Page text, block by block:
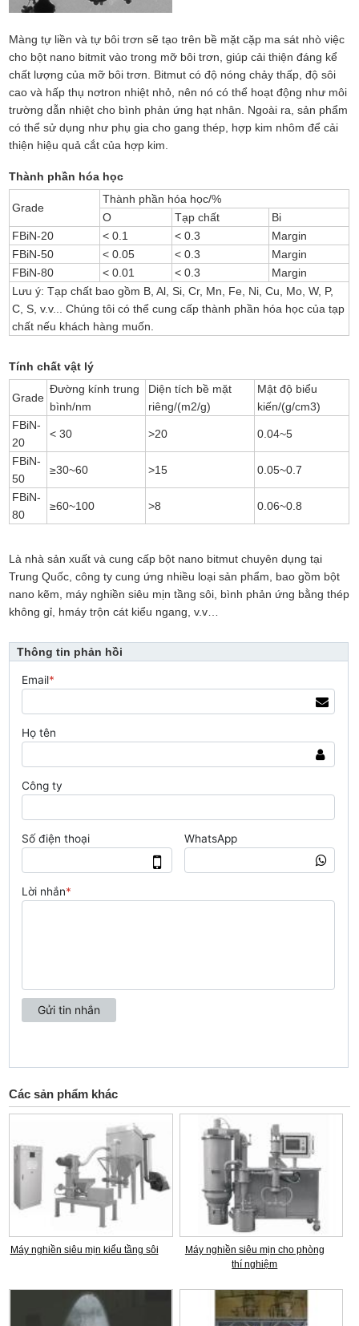
Màng tự liền và tự bôi trơn sẽ tạo trên bề mặt cặp ma sát nhò việc
cho bột nano bitmit vào trong mỡ bôi trơn, giúp cải thiện đáng kể
chất lượng của mỡ bôi trơn. Bitmut có độ nóng chảy thấp, độ sôi
cao và hấp thụ nơtron nhiệt nhỏ, nên nó có thể hoạt động như môi
trường dẫn nhiệt cho bình phản ứng hạt nhân. Ngoài ra, sản phẩm
có thể sử dụng như phụ gia cho gang thép, hợp kim nhôm để cải
thiện hiệu quả cắt của hợp kim.
Thành phần hóa học
Grade
Thành phần hóa học/%
O
Tạp chất
Bi
FBiN-20
< 0.1 < 0.3
Margin
FBiN-50
< 0.05 < 0.3
Margin
FBiN-80
< 0.01 < 0.3
Margin
Lưu ý: Tạp chất bao gồm B, Al, Si, Cr, Mn, Fe, Ni, Cu, Mo, W, P,
C, S, v.v... Chúng tôi có thể cung cấp thành phần hóa học của tạp
chất nếu khách hàng muốn.
Tính chất vật lý
Grade
Đường kính trung
bình/nm
Diện tích bề mặt
riêng/(m2/g)
Mật độ biểu
kiến/(g/cm3)
FBiN-
20
< 30 >20 0.04~5
FBiN-
50
≥30~60 >15 0.05~0.7
FBiN-
80
≥60~100 >8 0.06~0.8
Là nhà sản xuất và cung cấp bột nano bitmut chuyên dụng tại
Trung Quốc, công ty cung ứng nhiều loại sản phẩm, bao gồm bột
nano kẽm, máy nghiền siêu mịn tầng sôi, bình phản ứng bằng thép
không gỉ, hmáy trộn cát kiểu ngang, v.v…
Thông tin phản hồi
Các sản phẩm khác
Máy nghiền siêu mịn kiểu tầng sôi
Máy nghiền siêu mịn cho phòng
thí nghiệm